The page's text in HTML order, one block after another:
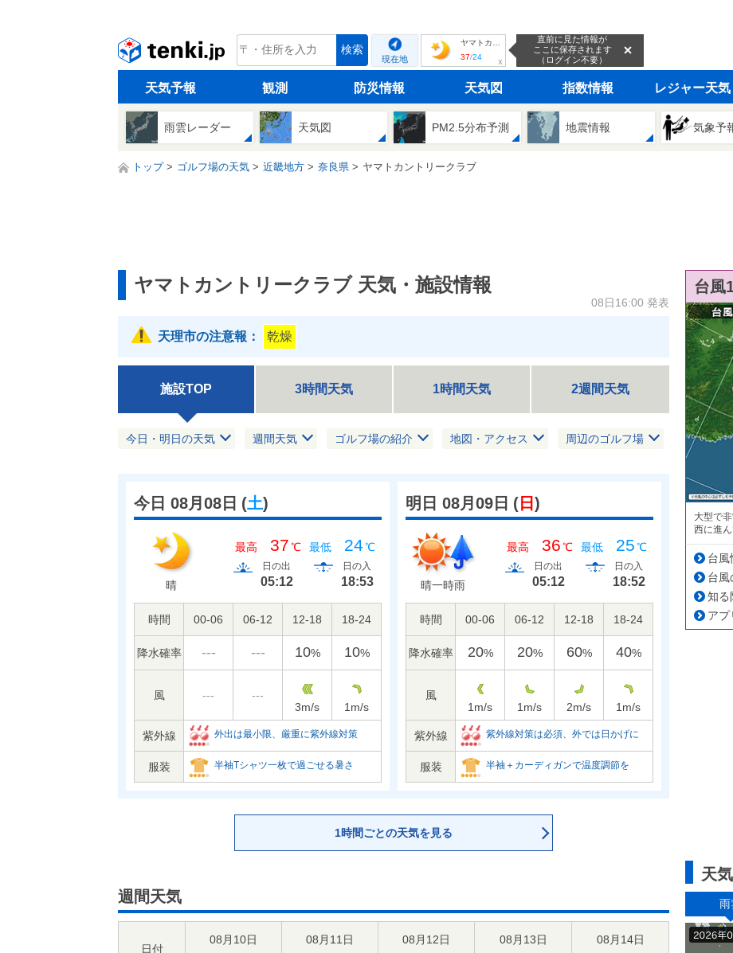
tenki.jp 検索
現在地
37/24 ｘ
直前に見た情報が
ここに保存されます
（ログイン不要）
天気予報 観測 防災情報 天気図 指数情報 レジャー天気
雨雲レーダー 天気図 PM2.5分布予測 地震情報 気象予
トップ ゴルフ場の天気 近畿地方 奈良県 ヤマトカントリークラブ
ヤマトカントリークラブ 天気・施設情報
08日16:00 発表
天理市の注意報： 乾燥
施設TOP 3時間天気 1時間天気 2週間天気
今日・明日の天気 週間天気 ゴルフ場の紹介 地図・アクセス 周辺のゴルフ場
今日 08月08日 (土)
晴
最高 37℃ 最低 24℃
日の出
05:12
日の入
18:53
時間 00-06 06-12 12-18 18-24
降水確率 --- --- 10% 10%
風 ---
---
3m/s 1 m/s
明日 08月09日 ( 日 )
晴一時雨
最高 36℃ 最低 25℃
日の出
05:12
日の入
18:52
時間 00-06 06-12 12-18 18-24
降水確率 20% 20% 60% 40%
風
1 m/s 1 m/s 2m/s 1 m/s
紫外線 外出は最小限、厳重に紫外線対策
服装 半袖Tシャツ一枚で過ごせる暑さ
紫外線 紫外線対策は必須、外では日かげに
服装 半袖＋カーディガンで温度調節を
1時間ごとの天気を見る
週間天気
日付
08月10日
08月11日
08月12日
08月13日
08月14日
台風
大型で
西に進
台風
台風
知る
アプ
天
雨